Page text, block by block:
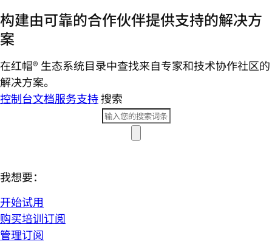
构建由可靠的合作伙伴提供支持的解决方
案
在红帽® 生态系统目录中查找来自专家和技术协作社区的
解决方案。
控制台文档服务支持搜索
我想要：
开始试用
购买培训订阅
管理订阅